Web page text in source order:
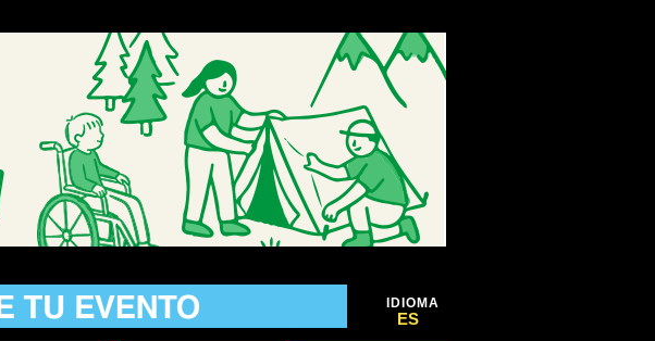
IDIOMA
ES